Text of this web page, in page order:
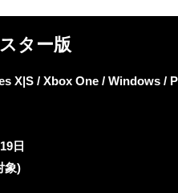
ター版
X|S / Xbox One / Windows
日
象)